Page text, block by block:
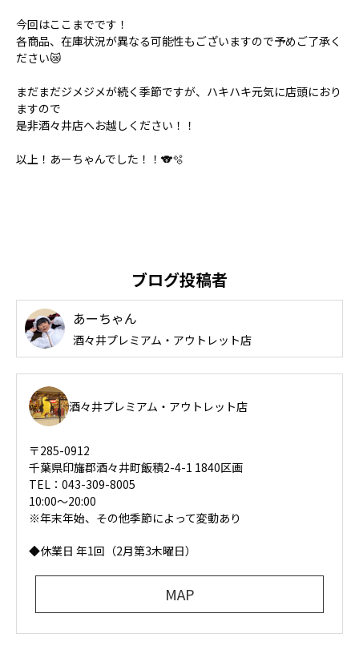
今回はここまでです！
各商品、在庫状況が異なる可能性もございますので予めご了承く
ださい😿
まだまだジメジメが続く季節ですが、ハキハキ元気に店頭におり
ますので
是非酒々井店へお越しください！！
以上！あーちゃんでした！！🐨🫧
ブログ投稿者
あーちゃん
酒々井プレミアム・アウトレット店
酒々井プレミアム・アウトレット店
〒285-0912
千葉県印旛郡酒々井町飯積2-4-1 1840区画
TEL：043-309-8005
10:00～20:00
※年末年始、その他季節によって変動あり
◆休業日 年1回（2月第3木曜日）
MAP